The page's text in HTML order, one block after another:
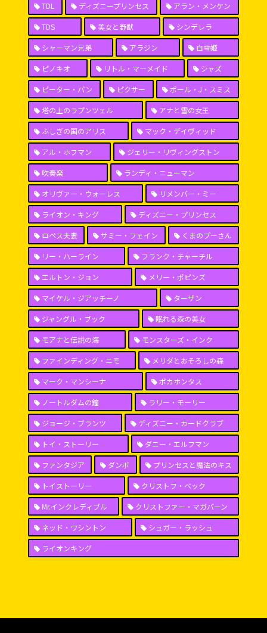
TDL ディズニープリンセス アラン・メンケン
TDS 美女と野獣 シンデレラ
シャーマン兄弟 アラジン 白雪姫
ピノキオ リトル・マーメイド ジャズ
ピーター・パン ピクサー ポール・J・スミス
塔の上のラプンツェル アナと雪の女王
ふしぎの国のアリス マック・デイヴィッド
アル・ホフマン ジェリー・リヴィングストン
吹奏楽 ランディ・ニューマン
オリヴァー・ウォーレス リメンバー・ミー
ライオン・キング ディズニー・プリンセス
ロペス夫妻 サミー・フェイン くまのプーさん
リー・ハーライン フランク・チャーチル
エルトン・ジョン メリー・ポピンズ
マイケル・ジアッチーノ ターザン
ジャングル・ブック 眠れる森の美女
モアナと伝説の海 モンスターズ・インク
ファインディング・ニモ メリダとおそろしの森
マーク・マンシーナ ポカホンタス
ノートルダムの鐘 ラリー・モーリー
ジョージ・ブランツ ディズニー・カードクラブ
トイ・ストーリー ダニー・エルフマン
ファンタジア ダンボ プリンセスと魔法のキス
トイストーリー クリストフ・ベック
Mr.インクレディブル クリストファー・マガバーン
ネッド・ワシントン シュガー・ラッシュ
ライオンキング